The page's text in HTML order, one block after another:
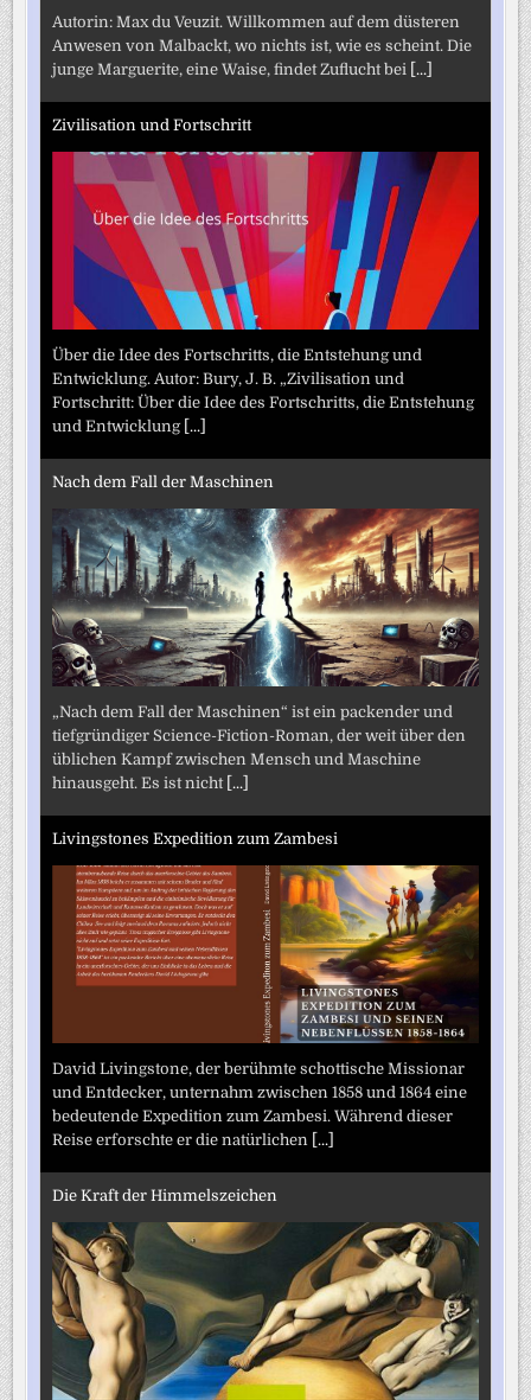
Autorin: Max du Veuzit. Willkommen auf dem düsteren
Anwesen von Malbackt, wo nichts ist, wie es scheint. Die
junge Marguerite, eine Waise, findet Zuflucht bei [...]
Zivilisation und Fortschritt
Über die Idee des Fortschritts, die Entstehung und
Entwicklung. Autor: Bury, J. B. „Zivilisation und
Fortschritt: Über die Idee des Fortschritts, die Entstehung
und Entwicklung [...]
Nach dem Fall der Maschinen
„Nach dem Fall der Maschinen“ ist ein packender und
tiefgründiger Science-Fiction-Roman, der weit über den
üblichen Kampf zwischen Mensch und Maschine
hinausgeht. Es ist nicht [...]
Livingstones Expedition zum Zambesi
David Livingstone, der berühmte schottische Missionar
und Entdecker, unternahm zwischen 1858 und 1864 eine
bedeutende Expedition zum Zambesi. Während dieser
Reise erforschte er die natürlichen [...]
Die Kraft der Himmelszeichen